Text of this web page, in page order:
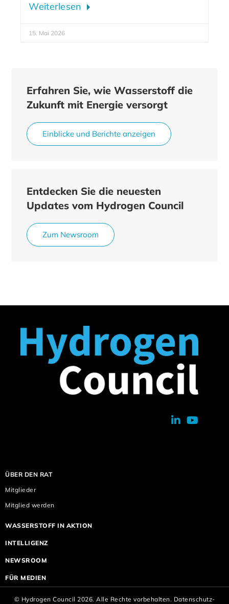
Weiterlesen
15. Mai 2026
Erfahren Sie, wie Wasserstoff die
Zukunft mit Energie versorgt
Einblicke und Berichte anzeigen
Entdecken Sie die neuesten
Updates vom Hydrogen Council
Zum Newsroom
ÜBER DEN RAT
Mitglieder
Mitglied werden
WASSERSTOFF IN AKTION
INTELLIGENZ
NEWSROOM
FÜR MEDIEN
© Hydrogen Council 2026. Alle Rechte vorbehalten. Datenschutz-